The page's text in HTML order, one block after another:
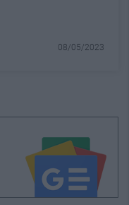
08/05/2023